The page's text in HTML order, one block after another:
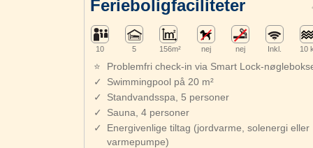
Ferieboligfaciliteter
10 5 156m² nej nej Inkl. 10
Problemfri check-in via Smart Lock-
Swimmingpool på 20 m²
Standvandsspa, 5 personer
Sauna, 4 personer
Energivenlige tiltag (jordvarme, solenergi eller
varmepumpe)